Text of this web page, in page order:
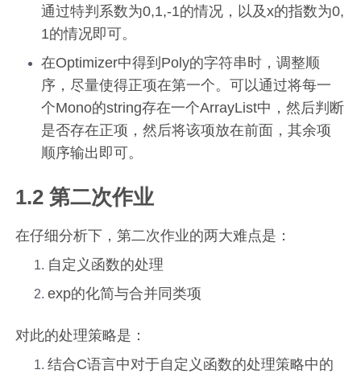
通过特判系数为0,1,-1的情况，以及x的指数为0,
1的情况即可。
在Optimizer中得到Poly的字符串时，调整顺
序，尽量使得正项在第一个。可以通过将每一
个Mono的string存在一个ArrayList中，然后判断
是否存在正项，然后将该项放在前面，其余项
顺序输出即可。
1.2 第二次作业
在仔细分析下，第二次作业的两大难点是：
自定义函数的处理
exp的化简与合并同类项
对此的处理策略是：
结合C语言中对于自定义函数的处理策略中的